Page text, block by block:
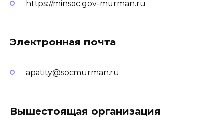
https://minsoc.gov-murman.ru
Электронная почта
apatity@socmurman.ru
Вышестоящая организация